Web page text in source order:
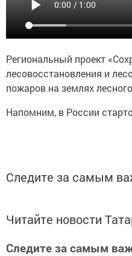
Региональный проект
лесовосстановления и
пожаров на землях
Напомним, в России
Следите за самым
Читайте новости
Следите за самым